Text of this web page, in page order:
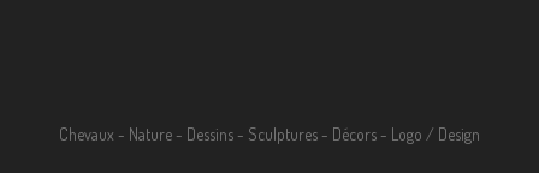
Chevaux - Nature - Dessins - Sculptures - Décors - Logo / Design